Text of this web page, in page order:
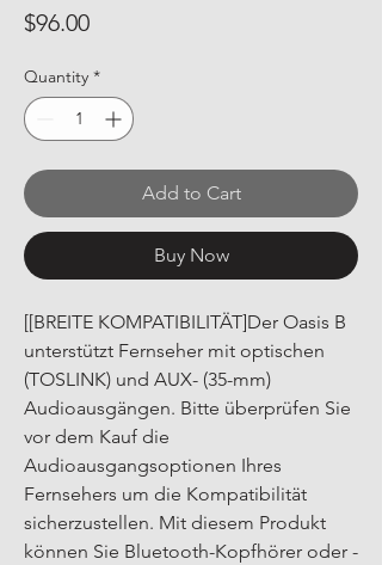
$96.00Price
Quantity *
Add to Cart
Buy Now
[[BREITE KOMPATIBILITÄT]Der Oasis B
unterstützt Fernseher mit optischen
(TOSLINK) und AUX- (35-mm)
Audioausgängen. Bitte überprüfen Sie
vor dem Kauf die
Audioausgangsoptionen Ihres
Fernsehers um die Kompatibilität
sicherzustellen. Mit diesem Produkt
können Sie Bluetooth-Kopfhörer oder -